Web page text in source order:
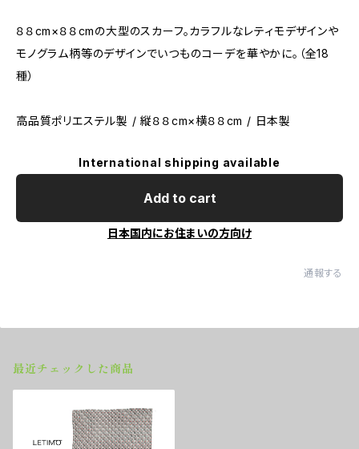
８８cm×８８cmの大型のスカーフ。カラフルなレティモデザインや
モノグラム柄等のデザインでいつものコーデを華やかに。（全18
種）
高品質ポリエステル製 / 縦８８cm×横８８cm / 日本製
International shipping available
Add to cart
日本国内にお住まいの方向け
通報する
最近チェックした商品